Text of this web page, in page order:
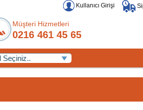
Kullanıcı Girişi
Müşteri Hizmetleri
0216 461 45 65